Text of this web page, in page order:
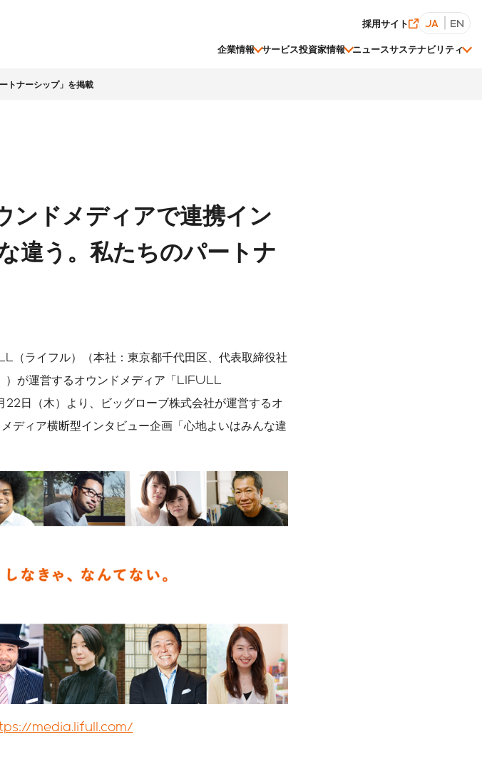
採用サイト JA EN
企業情報
グループ会社・その他関連会社一覧
アガイ
サービス投資家情報
事業概況 事業等のリスク
ニュースサステナビリティ
実現と企
資
ンス
コンプライアンス
（企業倫理）
地域・社会貢献
トナーシップ」を掲載
ドメディアで連携イン
違う。私たちのパートナ
（ライフル）（本社：東京都千代田区、代表取締役社
が運営するオウンドメディア「LIFULL
日（木）より、ビッグローブ株式会社が運営するオ
ィア横断型インタビュー企画「心地よいはみんな違
media.lifull.com/